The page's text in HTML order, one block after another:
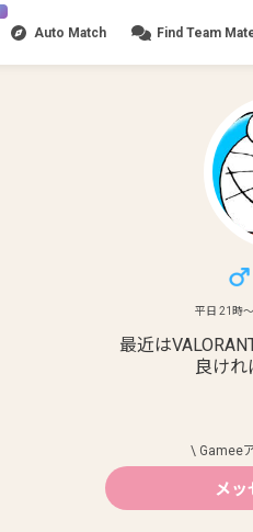
Auto Match Find Team
平日 21 時〜
最近は
良け
\ Gamee
メッ